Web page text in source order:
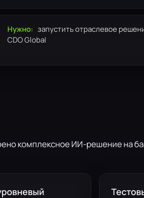
Нужно: запустить отраслевое
CDO Global
комплексное ИИ-решение на